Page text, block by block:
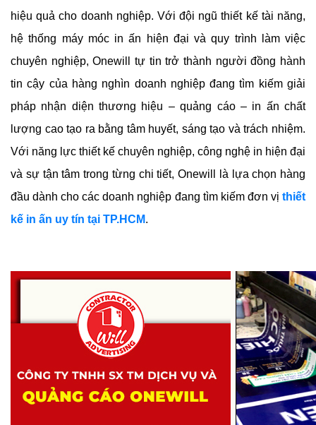
hiệu quả cho doanh nghiệp. Với đội ngũ thiết kế tài năng,
hệ thống máy móc in ấn hiện đại và quy trình làm việc
chuyên nghiệp, Onewill tự tin trở thành người đồng hành
tin cậy của hàng nghìn doanh nghiệp đang tìm kiếm giải
pháp nhận diện thương hiệu – quảng cáo – in ấn chất
lượng cao tạo ra bằng tâm huyết, sáng tạo và trách nhiệm.
Với năng lực thiết kế chuyên nghiệp, công nghệ in hiện đại
và sự tận tâm trong từng chi tiết, Onewill là lựa chọn hàng
đầu dành cho các doanh nghiệp đang tìm kiếm đơn vị thiết
kế in ấn uy tín tại TP.HCM.